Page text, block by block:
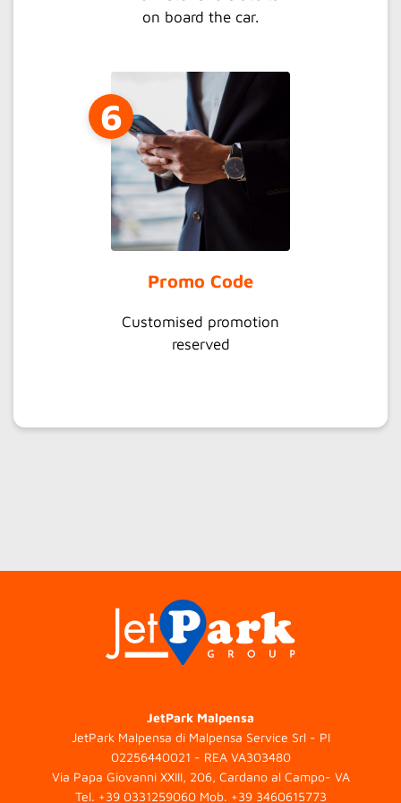
on board the car.
6
Promo Code
Customised promotion
reserved
JetPark Malpensa
JetPark Malpensa di Malpensa Service Srl - PI
02256440021 - REA VA303480
Via Papa Giovanni XXIII, 206, Cardano al Campo- VA
Tel. +39 0331259060Mob. +39 3460615773